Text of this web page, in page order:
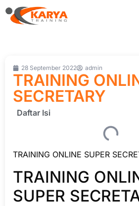
28 September 2022 admin
TRAINING
SECRETARY
Daftar Isi
TRAINING ONLINE SUPER
TRAINING
SUPER